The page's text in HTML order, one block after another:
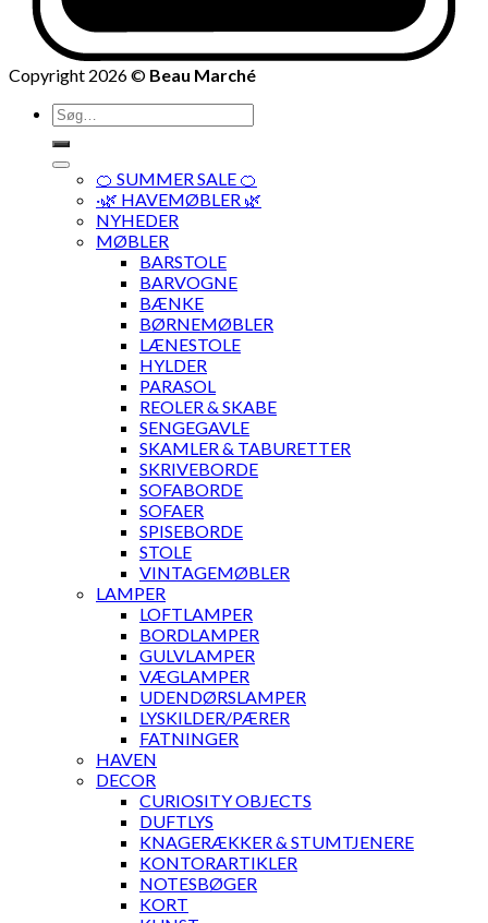
Copyright 2026 © Beau Marché
Søg
efter:
🍊 SUMMER SALE 🍊
·🌿 HAVEMØBLER 🌿
NYHEDER
MØBLER
BARSTOLE
BARVOGNE
BÆNKE
BØRNEMØBLER
LÆNESTOLE
HYLDER
PARASOL
REOLER & SKABE
SENGEGAVLE
SKAMLER & TABURETTER
SKRIVEBORDE
SOFABORDE
SOFAER
SPISEBORDE
STOLE
VINTAGEMØBLER
LAMPER
LOFTLAMPER
BORDLAMPER
GULVLAMPER
VÆGLAMPER
UDENDØRSLAMPER
LYSKILDER/PÆRER
FATNINGER
HAVEN
DECOR
CURIOSITY OBJECTS
DUFTLYS
KNAGERÆKKER & STUMTJENERE
KONTORARTIKLER
NOTESBØGER
KORT